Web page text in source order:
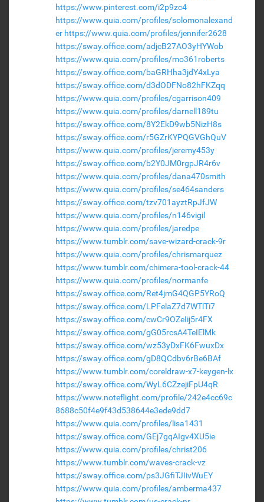
https://www.pinterest.com/i2p9zc4
https://www.quia.com/profiles/solomonalexand
er https://www.quia.com/profiles/jennifer2628
https://sway.office.com/adjcB27AO3yHYWob
https://www.quia.com/profiles/mo361roberts
https://sway.office.com/baGRHha3jdY4xLya
https://sway.office.com/d3dODFNo82hFKZqq
https://www.quia.com/profiles/cgarrison409
https://www.quia.com/profiles/darnell189tu
https://sway.office.com/8Y2EkD9wb5NizH8s
https://sway.office.com/r5GZrKYPQGVGhQuV
https://www.quia.com/profiles/jeremy453y
https://sway.office.com/b2Y0JM0rgpJR4r6v
https://www.quia.com/profiles/dana470smith
https://www.quia.com/profiles/se464sanders
https://sway.office.com/tzv701ayztRpJfJW
https://www.quia.com/profiles/n146vigil
https://www.quia.com/profiles/jaredpe
https://www.tumblr.com/save-wizard-crack-9r
https://www.quia.com/profiles/chrismarquez
https://www.tumblr.com/chimera-tool-crack-44
https://www.quia.com/profiles/normanfe
https://sway.office.com/Ret4jmG4QGP5YRoQ
https://sway.office.com/LPFelaZ7d7WTlTi7
https://sway.office.com/cwCr9OZeIij5r4FX
https://sway.office.com/gG05rcsA4TeIElMk
https://sway.office.com/wz53yDxFK6FwuxDx
https://sway.office.com/gD8QCdbv6rBe6BAf
https://www.tumblr.com/coreldraw-x7-keygen-lx
https://sway.office.com/WyL6CZzejiFpU4qR
https://www.noteflight.com/profile/242e4cc69c
8688c50f4e9f43d538644e3ede9dd7
https://www.quia.com/profiles/lisa1431
https://sway.office.com/GEj7gqAIgv4XU5ie
https://www.quia.com/profiles/christ206
https://www.tumblr.com/waves-crack-vz
https://sway.office.com/ps3JGfiTJIivWuEY
https://www.quia.com/profiles/amberma437